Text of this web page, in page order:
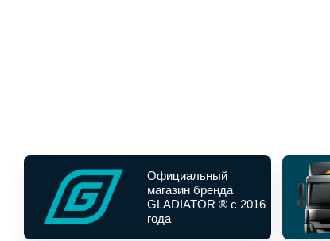
Официальный
магазин бренда
GLADIATOR ® с 2016
года